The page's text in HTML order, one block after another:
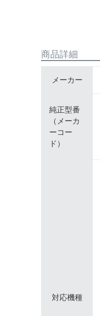
商品詳細
メーカー
純正型番
（メーカ
ーコー
ド）
対応機種